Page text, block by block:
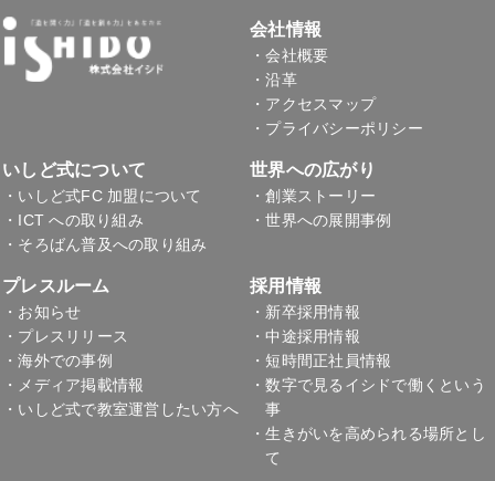
会社情報
・会社概要
・沿革
・アクセスマップ
・プライバシーポリシー
いしど式について
・いしど式FC 加盟について
・ICT への取り組み
・そろばん普及への取り組み
世界への広がり
・創業ストーリー
・世界への展開事例
プレスルーム
・お知らせ
・プレスリリース
・海外での事例
・メディア掲載情報
・いしど式で教室運営 したい方へ
採用情報
・新卒採用情報
・中途採用情報
・短時間正社員情報
・数字で見るイシドで働くという
事
・生きがいを高められる場所とし
て